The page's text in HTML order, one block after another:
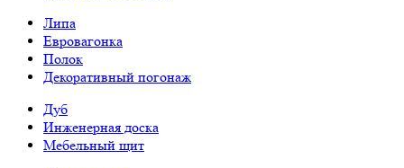
Липа
Евровагонка
Полок
Декоративный погонаж
Дуб
Инженерная доска
Мебельный щит